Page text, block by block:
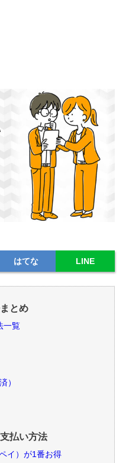
はてな LINE
とめ
一覧
）
払い方法
イ）が1番お得